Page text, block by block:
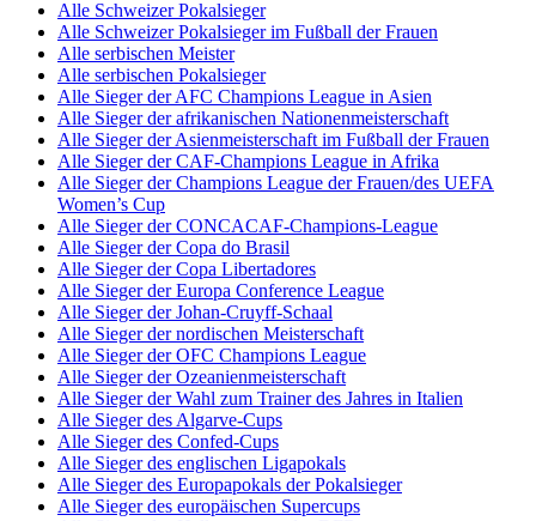
Alle Schweizer Pokalsieger
Alle Schweizer Pokalsieger im Fußball der Frauen
Alle serbischen Meister
Alle serbischen Pokalsieger
Alle Sieger der AFC Champions League in Asien
Alle Sieger der afrikanischen Nationenmeisterschaft
Alle Sieger der Asienmeisterschaft im Fußball der Frauen
Alle Sieger der CAF-Champions League in Afrika
Alle Sieger der Champions League der Frauen/des UEFA
Women’s Cup
Alle Sieger der CONCACAF-Champions-League
Alle Sieger der Copa do Brasil
Alle Sieger der Copa Libertadores
Alle Sieger der Europa Conference League
Alle Sieger der Johan-Cruyff-Schaal
Alle Sieger der nordischen Meisterschaft
Alle Sieger der OFC Champions League
Alle Sieger der Ozeanienmeisterschaft
Alle Sieger der Wahl zum Trainer des Jahres in Italien
Alle Sieger des Algarve-Cups
Alle Sieger des Confed-Cups
Alle Sieger des englischen Ligapokals
Alle Sieger des Europapokals der Pokalsieger
Alle Sieger des europäischen Supercups